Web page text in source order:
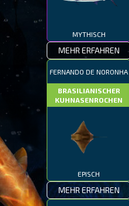
MYTHISCH
MEHR ERFAHREN
FERNANDO DE NORONHA
BRASILIANISCHER
KUHNASENROCHEN
EPISCH
MEHR ERFAHREN